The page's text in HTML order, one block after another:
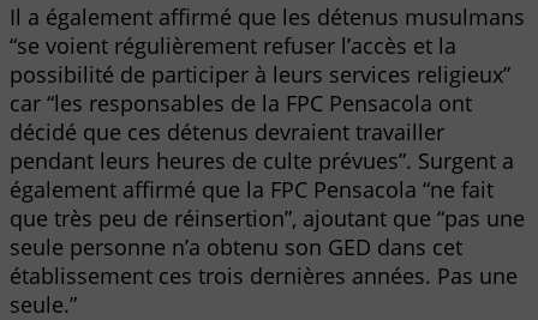
Il a également affirmé que les détenus musulmans
“se voient régulièrement refuser l’accès et la
possibilité de participer à leurs services religieux”
car “les responsables de la FPC Pensacola ont
décidé que ces détenus devraient travailler
pendant leurs heures de culte prévues”. Surgent a
également affirmé que la FPC Pensacola “ne fait
que très peu de réinsertion”, ajoutant que “pas une
seule personne n’a obtenu son GED dans cet
établissement ces trois dernières années. Pas une
seule.”